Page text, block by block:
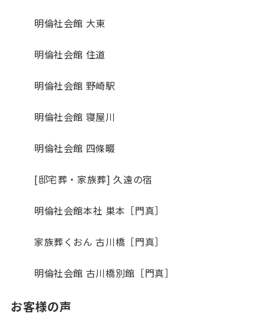
明倫社会館 大東
明倫社会館 住道
明倫社会館 野崎駅
明倫社会館 寝屋川
明倫社会館 四條畷
[邸宅葬・家族葬] 久遠の宿
明倫社会館本社 巣本［門真］
家族葬くおん 古川橋［門真］
明倫社会館 古川橋別館［門真］
お客様の声